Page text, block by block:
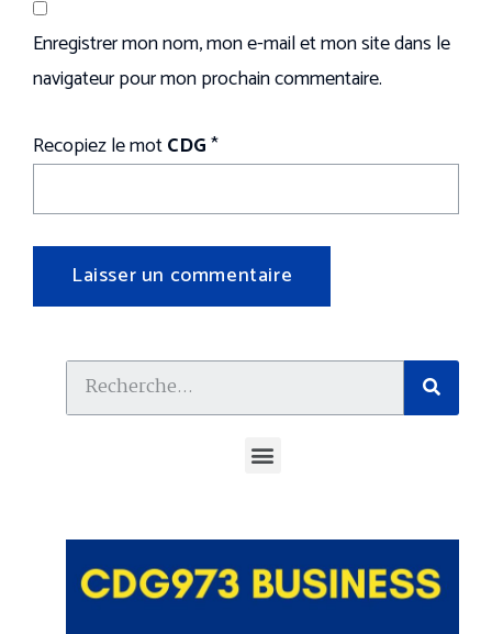
Enregistrer mon nom, mon e-mail et mon site dans le
navigateur pour mon prochain commentaire.
Recopiez le motCDG*